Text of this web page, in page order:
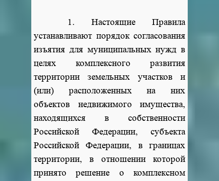
1. Настоящие Правила
устанавливают порядок согласования
изъятия для муниципальных нужд в
целях комплексного развития
территории земельных участков и
(или) расположенных на них
объектов недвижимого имущества,
находящихся в собственности
Российской Федерации, субъекта
Российской Федерации, в границах
территории, в отношении которой
принято решение о комплексном